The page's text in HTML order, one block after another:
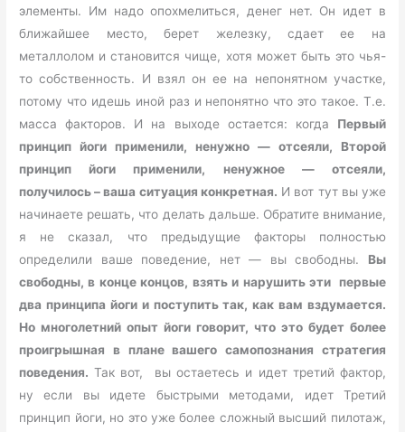
элементы. Им надо опохмелиться, денег нет. Он идет в
ближайшее место, берет железку, сдает ее на
металлолом и становится чище, хотя может быть это чья-
то собственность. И взял он ее на непонятном участке,
потому что идешь иной раз и непонятно что это такое. Т.е.
масса факторов. И на выходе остается: когда Первый
принцип йоги применили, ненужно — отсеяли, Второй
принцип йоги применили, ненужное — отсеяли,
получилось – ваша ситуация конкретная. И вот тут вы уже
начинаете решать, что делать дальше. Обратите внимание,
я не сказал, что предыдущие факторы полностью
определили ваше поведение, нет — вы свободны. Вы
свободны, в конце концов, взять и нарушить эти первые
два принципа йоги и поступить так, как вам вздумается.
Но многолетний опыт йоги говорит, что это будет более
проигрышная в плане вашего самопознания стратегия
поведения. Так вот, вы остаетесь и идет третий фактор,
ну если вы идете быстрыми методами, идет Третий
принцип йоги, но это уже более сложный высший пилотаж,